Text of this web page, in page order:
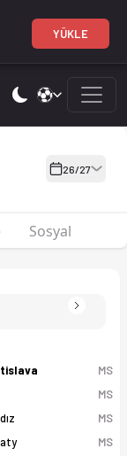
haftalık
26/27
Sosyal
MS
MS
MS
MS
YÜKLE